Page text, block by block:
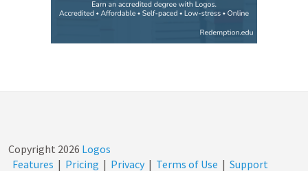
Copyright 2026 Logos
Features | Pricing | Privacy | Terms of Use | Support